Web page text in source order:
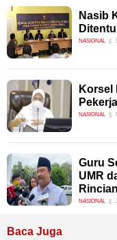
Nasib
NASIONAL
Korsel
NASIONAL
Guru
UMR
NASIONAL
Baca Juga